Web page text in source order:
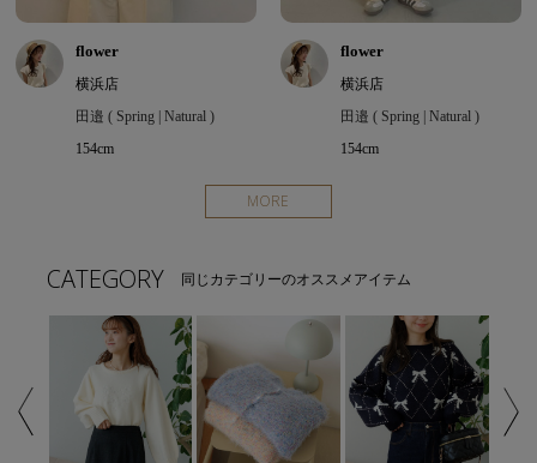
flower
横浜店
田邉 ( Spring | Natural )
154cm
flower
横浜店
田邉 ( Spring | Natural )
154cm
MORE
CATEGORY 同じカテゴリーのオススメアイテム